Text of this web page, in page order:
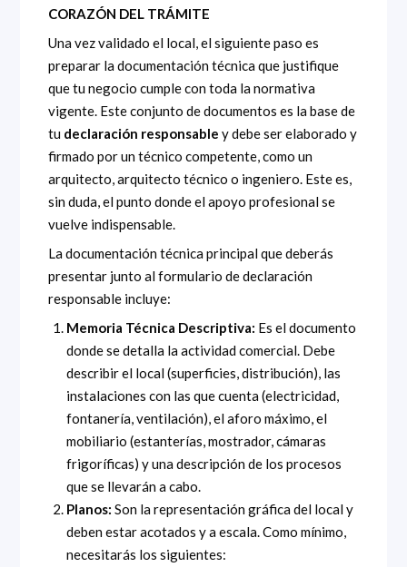
CORAZÓN DEL TRÁMITE
Una vez validado el local, el siguiente paso es
preparar la documentación técnica que justifique
que tu negocio cumple con toda la normativa
vigente. Este conjunto de documentos es la base de
tu declaración responsable y debe ser elaborado y
firmado por un técnico competente, como un
arquitecto, arquitecto técnico o ingeniero. Este es,
sin duda, el punto donde el apoyo profesional se
vuelve indispensable.
La documentación técnica principal que deberás
presentar junto al formulario de declaración
responsable incluye:
Memoria Técnica Descriptiva: Es el documento
donde se detalla la actividad comercial. Debe
describir el local (superficies, distribución), las
instalaciones con las que cuenta (electricidad,
fontanería, ventilación), el aforo máximo, el
mobiliario (estanterías, mostrador, cámaras
frigoríficas) y una descripción de los procesos
que se llevarán a cabo.
Planos: Son la representación gráfica del local y
deben estar acotados y a escala. Como mínimo,
necesitarás los siguientes: